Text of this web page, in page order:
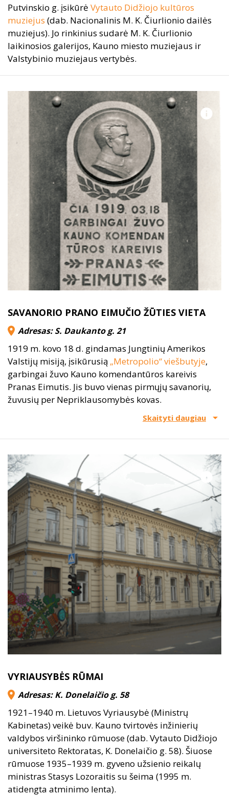
Putvinskio g. įsikūrė Vytauto Didžiojo kultūros
muziejus (dab. Nacionalinis M. K. Čiurlionio dailės
muziejus). Jo rinkinius sudarė M. K. Čiurlionio
laikinosios galerijos, Kauno miesto muziejaus ir
Valstybinio muziejaus vertybės.
SAVANORIO PRANO EIMUČIO ŽŪTIES VIETA
Adresas: S. Daukanto g. 21
1919 m. kovo 18 d. gindamas Jungtinių Amerikos
Valstijų misiją, įsikūrusią „Metropolio“ viešbutyje,
garbingai žuvo Kauno komendantūros kareivis
Pranas Eimutis. Jis buvo vienas pirmųjų savanorių,
žuvusių per Nepriklausomybės kovas.
Skaityti daugiau
VYRIAUSYBĖS RŪMAI
Adresas: K. Donelaičio g. 58
1921–1940 m. Lietuvos Vyriausybė (Ministrų
Kabinetas) veikė buv. Kauno tvirtovės inžinierių
valdybos viršininko rūmuose (dab. Vytauto Didžiojo
universiteto Rektoratas, K. Donelaičio g. 58). Šiuose
rūmuose 1935–1939 m. gyveno užsienio reikalų
ministras Stasys Lozoraitis su šeima (1995 m.
atidengta atminimo lenta).